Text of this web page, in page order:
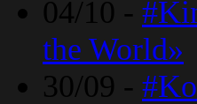
04/10 -
the World»
30/09 -